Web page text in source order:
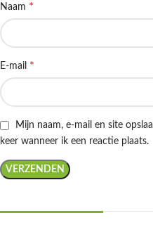
Naam *
E-mail *
Mijn naam, e-mail en site
keer wanneer ik een reactie plaats.